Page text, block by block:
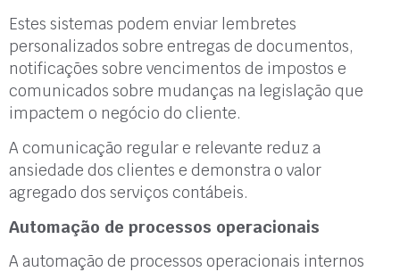
Estes sistemas podem enviar lembretes
personalizados sobre entregas de documentos,
notificações sobre vencimentos de impostos e
comunicados sobre mudanças na legislação que
impactem o negócio do cliente.
A comunicação regular e relevante reduz a
ansiedade dos clientes e demonstra o valor
agregado dos serviços contábeis.
Automação de processos operacionais
A automação de processos operacionais internos